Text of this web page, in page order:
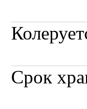
Срок